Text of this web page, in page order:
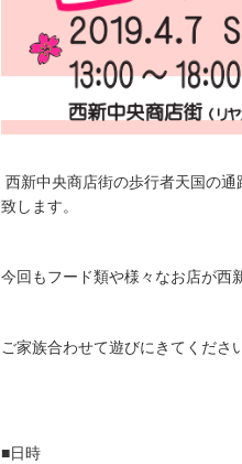
西新中央商店街の歩行者天国の
致します。
今回もフード類や様々なお店が西
ご家族合わせて遊びにきてくださ
■日時